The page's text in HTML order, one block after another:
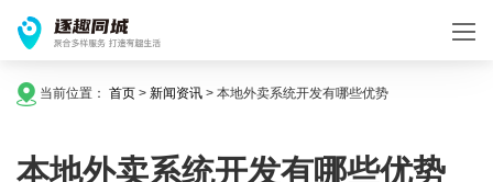
当前位置： 首页 > 新闻资讯 > 本地外卖系统开发有哪些优势
本地外卖系统开发有哪些优势